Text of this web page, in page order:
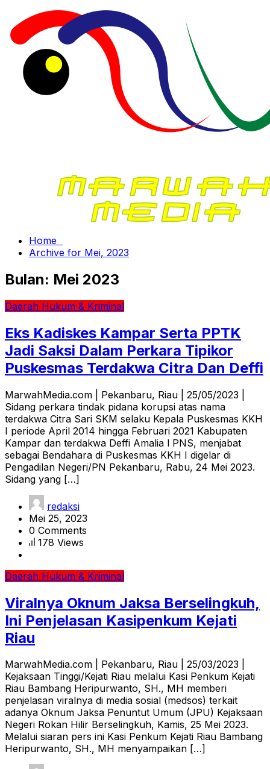
Home
Archive for Mei, 2023
Bulan: Mei 2023
Daerah Hukum & Kriminal
Eks Kadiskes Kampar Serta PPTK
Jadi Saksi Dalam Perkara Tipikor
Puskesmas Terdakwa Citra Dan Deffi
MarwahMedia.com | Pekanbaru, Riau | 25/05/2023 |
Sidang perkara tindak pidana korupsi atas nama
terdakwa Citra Sari SKM selaku Kepala Puskesmas KKH
I periode April 2014 hingga Februari 2021 Kabupaten
Kampar dan terdakwa Deffi Amalia l PNS, menjabat
sebagai Bendahara di Puskesmas KKH I digelar di
Pengadilan Negeri/PN Pekanbaru, Rabu, 24 Mei 2023.
Sidang yang […]
redaksi
Mei 25, 2023
0 Comments
178 Views
Daerah Hukum & Kriminal
Viralnya Oknum Jaksa Berselingkuh,
Ini Penjelasan Kasipenkum Kejati
Riau
MarwahMedia.com | Pekanbaru, Riau | 25/03/2023 |
Kejaksaan Tinggi/Kejati Riau melalui Kasi Penkum Kejati
Riau Bambang Heripurwanto, SH., MH memberi
penjelasan viralnya di media sosial (medsos) terkait
adanya Oknum Jaksa Penuntut Umum (JPU) Kejaksaan
Negeri Rokan Hilir Berselingkuh, Kamis, 25 Mei 2023.
Melalui siaran pers ini Kasi Penkum Kejati Riau Bambang
Heripurwanto, SH., MH menyampaikan […]